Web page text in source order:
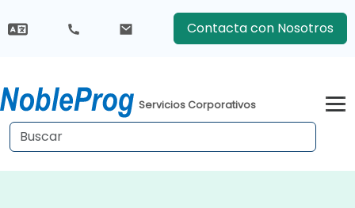
Contacta con Nosotros
Servicios Corporativos